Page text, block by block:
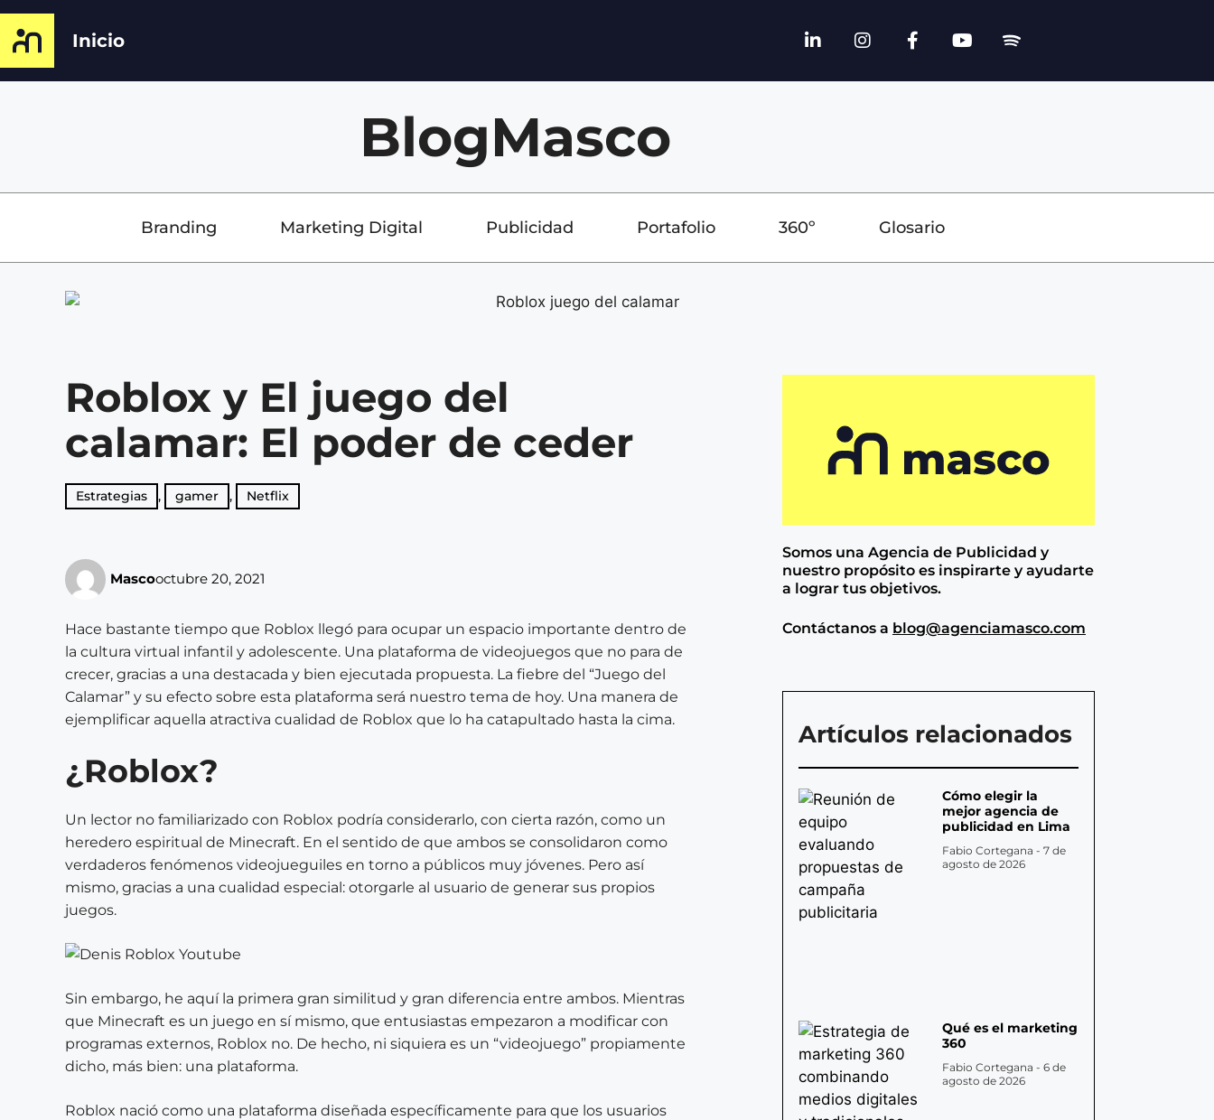
Inicio
BlogMasco
Branding Marketing Digital Publicidad Portafolio 360º Glosario
Roblox y El juego del
calamar: El poder de ceder
Estrategias , gamer , Netflix
Mascooctubre 20, 2021
Hace bastante tiempo que Roblox llegó para ocupar un espacio importante dentro de
la cultura virtual infantil y adolescente. Una plataforma de videojuegos que no para de
crecer, gracias a una destacada y bien ejecutada propuesta. La fiebre del “Juego del
Calamar” y su efecto sobre esta plataforma será nuestro tema de hoy. Una manera de
ejemplificar aquella atractiva cualidad de Roblox que lo ha catapultado hasta la cima.
¿Roblox?
Un lector no familiarizado con Roblox podría considerarlo, con cierta razón, como un
heredero espiritual de Minecraft. En el sentido de que ambos se consolidaron como
verdaderos fenómenos videojueguiles en torno a públicos muy jóvenes. Pero así
mismo, gracias a una cualidad especial: otorgarle al usuario de generar sus propios
juegos.
Sin embargo, he aquí la primera gran similitud y gran diferencia entre ambos. Mientras
que Minecraft es un juego en sí mismo, que entusiastas empezaron a modificar con
programas externos, Roblox no. De hecho, ni siquiera es un “videojuego” propiamente
dicho, más bien: una plataforma.
Roblox nació como una plataforma diseñada específicamente para que los usuarios
Somos una Agencia de Publicidad y
nuestro propósito es inspirarte y ayudarte
a lograr tus objetivos.
Contáctanos a blog@agenciamasco.com
Artículos relacionados
Cómo elegir la
mejor agencia de
publicidad en Lima
Fabio Cortegana 7 de
agosto de 2026
Qué es el marketing
360
Fabio Cortegana 6 de
agosto de 2026